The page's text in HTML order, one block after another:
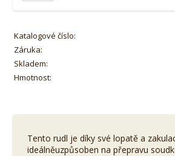
Katalogové číslo:
Záruka:
Skladem:
Hmotnost:
Tento rudl je díky své lopatě a
ideálněuzpůsoben na přepravu